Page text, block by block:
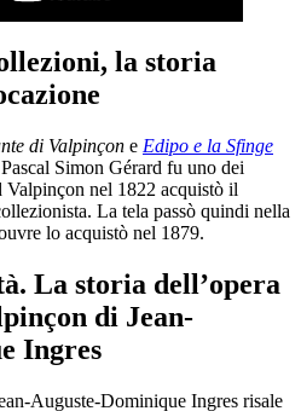
la storia
di Valpinçon e Edipo e la Sfinge
Simon Gérard fu uno dei
Valpinçon nel 1822 acquistò il
La tela passò quindi nella
lo acquistò nel 1879.
La storia dell’opera
di Jean-
Ingres
Auguste-Dominique Ingres risale